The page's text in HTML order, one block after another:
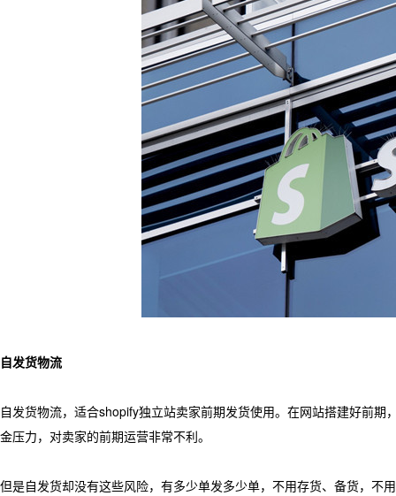
自发货物流
自发货物流，适合shopify独立站卖家前期发货使用。在网站搭建好前
金压力，对卖家的前期运营非常不利。
但是自发货却没有这些风险，有多少单发多少单，不用存货、备货，不